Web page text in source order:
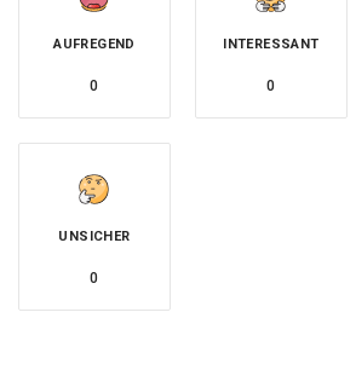
AUFREGEND
0
INTERESSANT
0
UNSICHER
0